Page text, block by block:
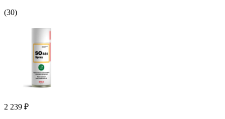
(30)
2 239 ₽